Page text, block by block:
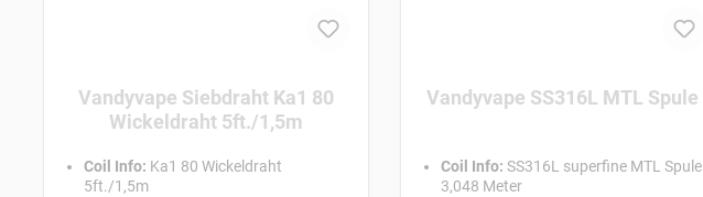
Vandyvape Siebdraht Ka1 80
Wickeldraht 5ft./1,5m
Coil Info: Ka1 80 Wickeldraht
5ft./1,5m
Vandyvape SS316L MTL Spule
Coil Info: SS316L superfine MTL Spule
3,048 Meter